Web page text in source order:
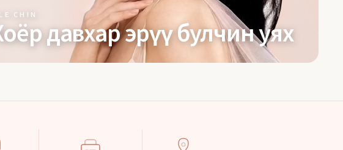
CHIN
давхар эрүү булчин уях